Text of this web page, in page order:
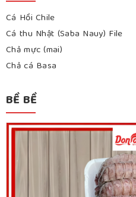
Cá Hồi Chile
Cá thu Nhật (Saba Nauy) File
Chả mực (mai)
Chả cá Basa
BỀ BỀ